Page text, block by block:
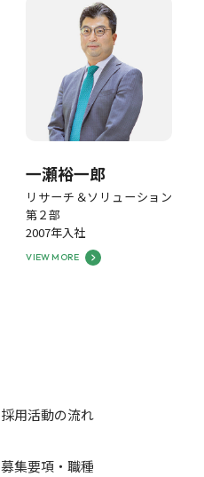
一瀬裕一郎
リサーチ＆ソリューション
第２部
2007年入社
VIEW MORE
採用活動の流れ
募集要項・職種